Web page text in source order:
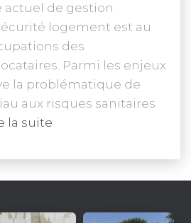
actuel de gestion
logement est au
des
Parmi les enjeux
la problématique de
aux risques sanitaires
la suite